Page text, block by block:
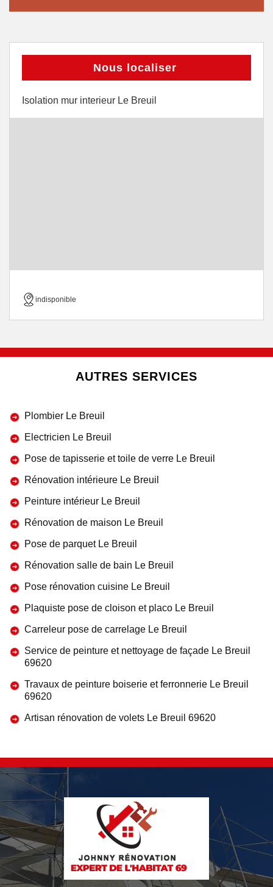
Nous localiser
Isolation mur interieur Le Breuil
indisponible
AUTRES SERVICES
Plombier Le Breuil
Electricien Le Breuil
Pose de tapisserie et toile de verre Le Breuil
Rénovation intérieure Le Breuil
Peinture intérieur Le Breuil
Rénovation de maison Le Breuil
Pose de parquet Le Breuil
Rénovation salle de bain Le Breuil
Pose rénovation cuisine Le Breuil
Plaquiste pose de cloison et placo Le Breuil
Carreleur pose de carrelage Le Breuil
Service de peinture et nettoyage de façade Le Breuil
69620
Travaux de peinture boiserie et ferronnerie Le Breuil
69620
Artisan rénovation de volets Le Breuil 69620